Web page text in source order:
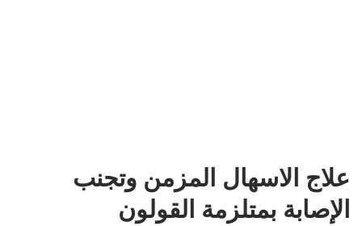
علاج الاسهال المزمن وتجنب
الإصابة بمتلزمة القولون